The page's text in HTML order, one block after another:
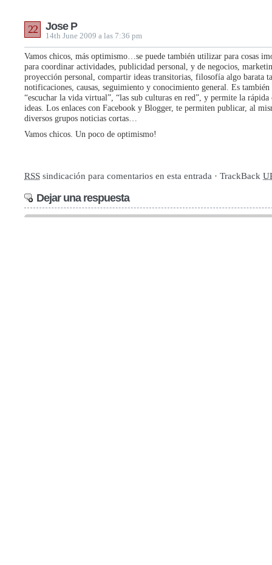
Jose P
14th June 2009 a las 7:36 pm
22
Vamos chicos, más optimismo…se puede también utilizar para cosas
para coordinar actividades, publicidad personal, y de negocios,
proyección personal, compartir ideas transitorias, filosofía algo barata
notificaciones, causas, seguimiento y conocimiento general. Es
“escuchar la vida virtual”, “las sub culturas en red”, y permite la rápida
ideas. Los enlaces con Facebook y Blogger, te permiten publicar, al
diversos grupos noticias cortas…
Vamos chicos. Un poco de optimismo!
RSS sindicación para comentarios en esta entrada · TrackBack
Dejar una respuesta